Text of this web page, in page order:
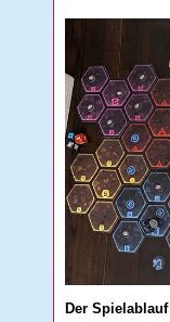
Der Spielablauf